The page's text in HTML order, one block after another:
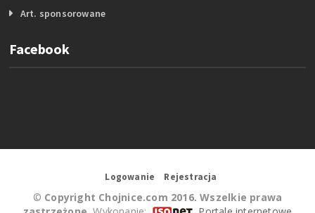
Art. sponsorowane
Facebook
Logowanie Rejestracja
© Copyright Chojnice.com 2016. Wszelkie prawa